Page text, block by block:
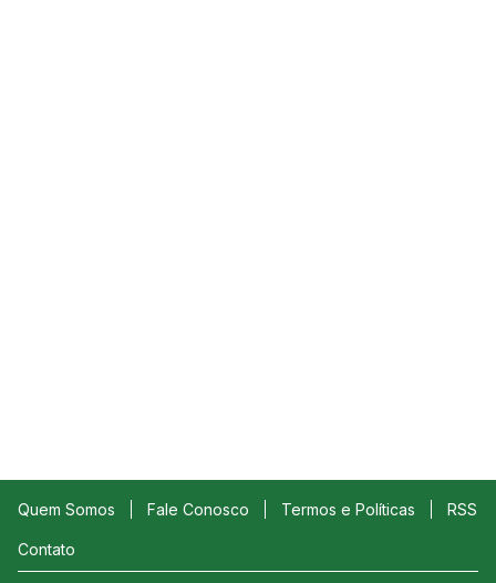
Quem Somos Fale Conosco Termos e Políticas RSS
Contato